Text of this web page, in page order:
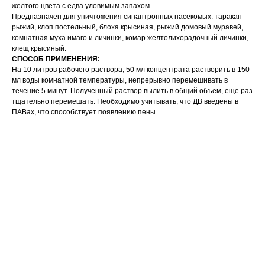
желтого цвета с едва уловимым запахом.
Предназначен для уничтожения синантропных насекомых: таракан
рыжий, клоп постельный, блоха крысиная, рыжий домовый муравей,
комнатная муха имаго и личинки, комар желтолихорадочный личинки,
клещ крысиный.
СПОСОБ ПРИМЕНЕНИЯ:
На 10 литров рабочего раствора, 50 мл концентрата растворить в 150
мл воды комнатной температуры, непрерывно перемешивать в
течение 5 минут. Полученный раствор вылить в общий объем, еще раз
тщательно перемешать. Необходимо учитывать, что ДВ введены в
ПАВах, что способствует появлению пены.